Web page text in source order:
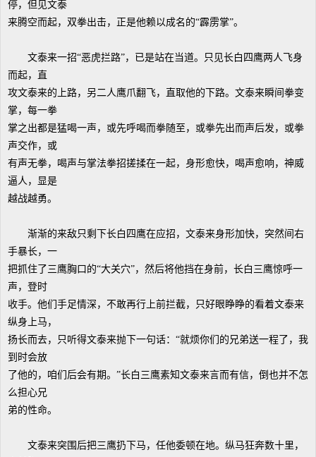
停，但见文泰
来腾空而起，双拳出击，正是他赖以成名的“霹雳掌”。
文泰来一招“恶虎拦路”，已是站在当道。只见长白四鹰两人飞身
而起，直
攻文泰来的上路，另二人鹰爪翻飞，直取他的下路。文泰来瞬间拳变
掌，每一拳
掌之出都是猛喝一声，或先呼喝而拳随至，或拳先出而声后发，或拳
声交作，或
有声无拳，喝声与掌法拳招搓揉在一起，身形愈快，喝声愈响，神威
逼人，显是
越战越勇。
渐渐的来敌只剩下长白四鹰在应招，文泰来身形加快，突然间右
手暴长，一
把抓住了三鹰胸口的“大关穴”，然后将他挡在身前，长白三鹰惊呼一
声，登时
收手。他们手足情深，不敢再行上前拦截，只好眼睁睁的看着文泰来
纵身上马，
扬长而去，只听得文泰来抛下一句话：“就烦你们的兄弟送一程了，我
到时会放
了他的，咱们后会有期。”长白三鹰素知文泰来言而有信，倒也并不怎
么担心兄
弟的性命。
文泰来突围后把三鹰扔下马，任他委顿在地。纵马狂奔数十里，